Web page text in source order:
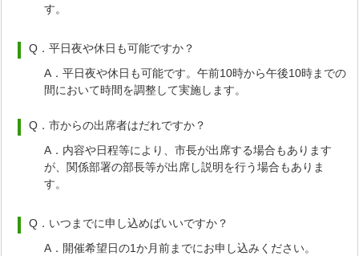
す。
Q．平日夜や休日も可能ですか？
A．平日夜や休日も可能です。午前10時から午後10時までの
間において時間を調整して実施します。
Q．市からの出席者はだれですか？
A．内容や日程等により、市長が出席する場合もあります
が、関係部署の部長等が出席し説明を行う場合もありま
す。
Q．いつまでに申し込めばいいですか？
A．開催希望日の1か月前までにお申し込みください。